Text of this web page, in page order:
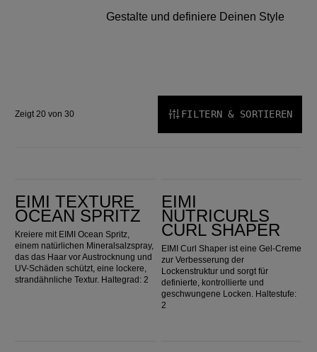
Gestalte und definiere Deinen Style
Zeigt 20 von 30 FILTERN & SORTIEREN
EIMI TEXTURE
OCEAN SPRITZ
Kreiere mit EIMI Ocean Spritz,
einem natürlichen Mineralsalzspray,
das das Haar vor Austrocknung und
UV-Schäden schützt, eine lockere,
strandähnliche Textur. Haltegrad: 2
EIMI
NUTRICURLS
CURL SHAPER
EIMI Curl Shaper ist eine Gel-Creme
zur Verbesserung der
Lockenstruktur und sorgt für
definierte, kontrollierte und
geschwungene Locken. Haltestufe:
2